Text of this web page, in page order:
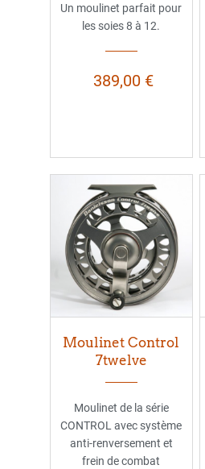
Un moulinet parfait pour
les soies 8 à 12.
389,00 €
Moulinet Control
7twelve
Moulinet de la série
CONTROL avec système
anti-renversement et
frein de combat